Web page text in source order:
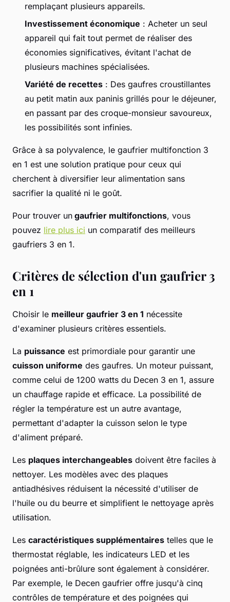
remplaçant plusieurs appareils.
Investissement économique : Acheter un seul
appareil qui fait tout permet de réaliser des
économies significatives, évitant l'achat de
plusieurs machines spécialisées.
Variété de recettes : Des gaufres croustillantes
au petit matin aux paninis grillés pour le déjeuner,
en passant par des croque-monsieur savoureux,
les possibilités sont infinies.
Grâce à sa polyvalence, le gaufrier multifonction 3
en 1 est une solution pratique pour ceux qui
cherchent à diversifier leur alimentation sans
sacrifier la qualité ni le goût.
Pour trouver un gaufrier multifonctions, vous
pouvez lire plus ici un comparatif des meilleurs
gaufriers 3 en 1.
Critères de sélection d'un gaufrier 3
en 1
Choisir le meilleur gaufrier 3 en 1 nécessite
d'examiner plusieurs critères essentiels.
La puissance est primordiale pour garantir une
cuisson uniforme des gaufres. Un moteur puissant,
comme celui de 1200 watts du Decen 3 en 1, assure
un chauffage rapide et efficace. La possibilité de
régler la température est un autre avantage,
permettant d'adapter la cuisson selon le type
d'aliment préparé.
Les plaques interchangeables doivent être faciles à
nettoyer. Les modèles avec des plaques
antiadhésives réduisent la nécessité d'utiliser de
l'huile ou du beurre et simplifient le nettoyage après
utilisation.
Les caractéristiques supplémentaires telles que le
thermostat réglable, les indicateurs LED et les
poignées anti-brûlure sont également à considérer.
Par exemple, le Decen gaufrier offre jusqu'à cinq
contrôles de température et des poignées qui